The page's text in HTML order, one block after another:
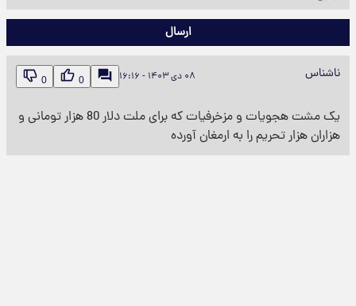
ارسال
ناشناس ۰۸ دی ۱۴۰۳ - ۱۶:۱۶ 0
0
یک مشت هجویات و مزخرفیات که برای ملت دلار 80 هزار تومانی و
هزاران هزار تحریم را به ارمغان آورده